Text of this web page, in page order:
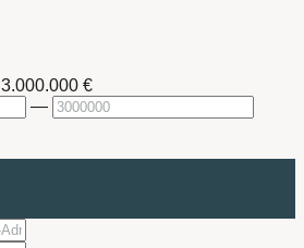
3.000.000 €
—